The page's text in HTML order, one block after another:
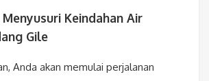
Keindahan Air
Gile
Anda akan memulai perjalanan